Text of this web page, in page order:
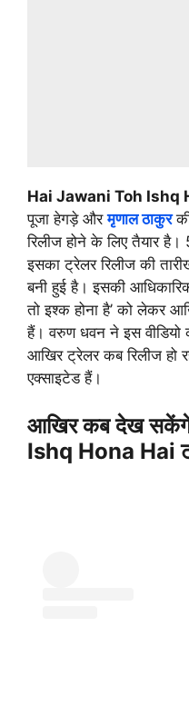
Hai Jawani Toh Ishq
पूजा हेगड़े औरमृणाल ठाकुर
रिलीज होने के लिए तैयार
इसका ट्रेलर रिलीज की
बनी हुई है। इसकी
तो इश्क होना है’ को लेकर
हैं। वरुण धवन ने इस
आखिर ट्रेलर कब रिलीज हो
एक्साइटेड हैं।
आखिर कब देख
Ishq Hona Hai